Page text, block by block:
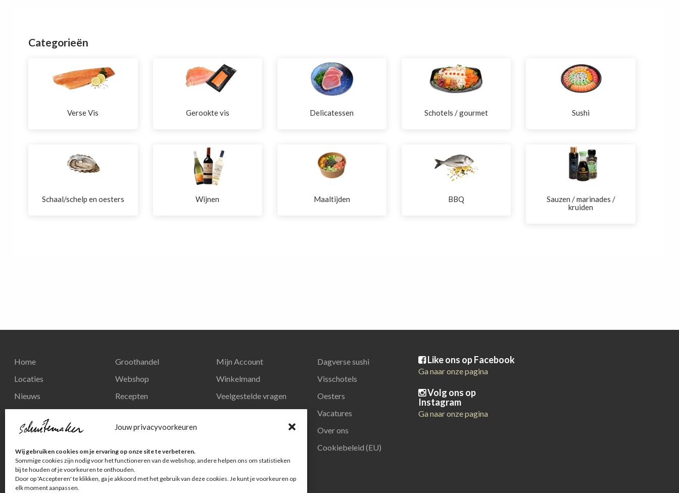
Jouw privacyvoorkeuren
Wij gebruiken cookies om je ervaring op onze site te verbeteren.
Sommige cookies zijn nodig voor het functioneren van de webshop, andere helpen ons om statistieken
bij te houden of je voorkeuren te onthouden.
Door op 'Accepteren' te klikken, ga je akkoord met het gebruik van deze cookies. Je kunt je voorkeuren op
elk moment aanpassen.
Categorieën
Verse Vis Gerookte vis Delicatessen Schotels / gourmet Sushi
Schaal/schelp en oesters Wijnen Maaltijden BBQ
Sauzen / marinades /
kruiden
Home
Locaties
Nieuws
Contact
Privacy en
persoonsgegevens
Groothandel
Webshop
Recepten
Mijn Account
Winkelmand
Veelgestelde vragen
Dagverse sushi
Visschotels
Oesters
Vacatures
Over ons
Cookiebeleid (EU)
Like ons op Facebook
Ga naar onze pagina
Volg ons op
Instagram
Ga naar onze pagina